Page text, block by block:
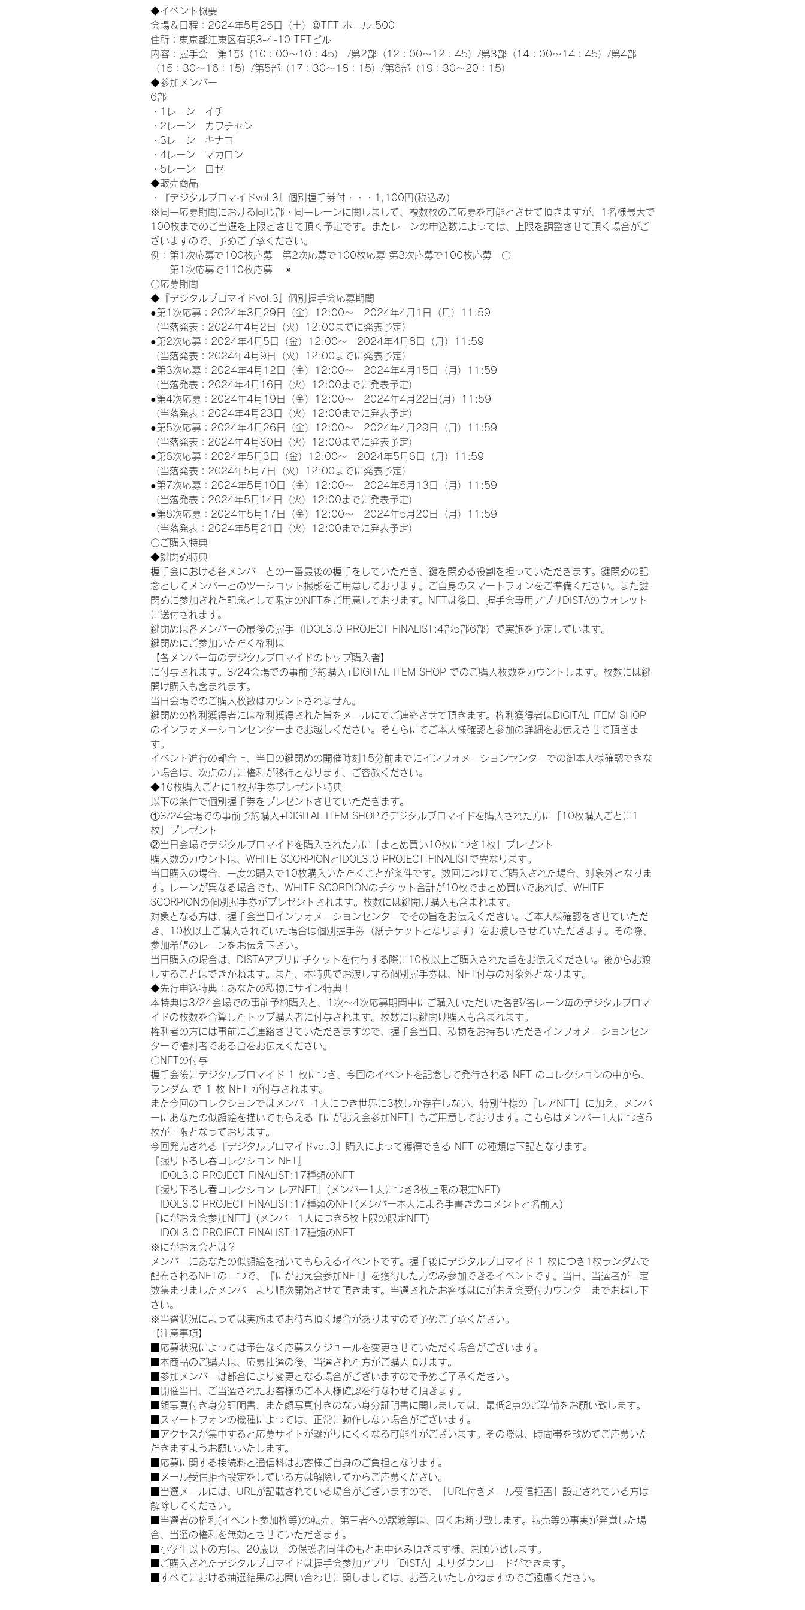
◆イベント概要
会場＆日程：2024年5月25日（土）＠TFT ホール 500
住所：東京都江東区有明3-4-10 TFTビル
内容：握手会　第1部（10：00～10：45） /第2部（12：00～12：45）/第3部（14：00～14：45）/第4部
（15：30～16：15）/第5部（17：30～18：15）/第6部（19：30～20：15）
◆参加メンバー
6部
・1レーン　イチ
・2レーン　カワチャン
・3レーン　キナコ
・4レーン　マカロン
・5レーン　ロゼ
◆販売商品
・『デジタルブロマイドvol.3』個別握手券付・・・1,100円(税込み)
※同一応募期間における同じ部・同一レーンに関しまして、複数枚のご応募を可能とさせて頂きますが、1名様最大で
100枚までのご当選を上限とさせて頂く予定です。またレーンの申込数によっては、上限を調整させて頂く場合がご
ざいますので、予めご了承ください。
例：第1次応募で100枚応募　第2次応募で100枚応募 第3次応募で100枚応募　〇
第1次応募で110枚応募　 ×
〇応募期間
◆『デジタルブロマイドvol.3』個別握手会応募期間
●第1次応募：2024年3月29日（金）12:00～　2024年4月1日（月）11:59
（当落発表：2024年4月2日（火）12:00までに発表予定）
●第2次応募：2024年4月5日（金）12:00～　2024年4月8日（月）11:59
（当落発表：2024年4月9日（火）12:00までに発表予定）
●第3次応募：2024年4月12日（金）12:00～　2024年4月15日（月）11:59
（当落発表：2024年4月16日（火）12:00までに発表予定）
●第4次応募：2024年4月19日（金）12:00～　2024年4月22日(月）11:59
（当落発表：2024年4月23日（火）12:00までに発表予定）
●第5次応募：2024年4月26日（金）12:00～　2024年4月29日（月）11:59
（当落発表：2024年4月30日（火）12:00までに発表予定）
●第6次応募：2024年5月3日（金）12:00～　2024年5月6日（月）11:59
（当落発表：2024年5月7日（火）12:00までに発表予定）
●第7次応募：2024年5月10日（金）12:00～　2024年5月13日（月）11:59
（当落発表：2024年5月14日（火）12:00までに発表予定）
●第8次応募：2024年5月17日（金）12:00～　2024年5月20日（月）11:59
（当落発表：2024年5月21日（火）12:00までに発表予定）
〇ご購入特典
◆鍵閉め特典
握手会における各メンバーとの一番最後の握手をしていただき、鍵を閉める役割を担っていただきます。鍵閉めの記
念としてメンバーとのツーショット撮影をご用意しております。ご自身のスマートフォンをご準備ください。また鍵
閉めに参加された記念として限定のNFTをご用意しております。NFTは後日、握手会専用アプリDISTAのウォレット
に送付されます。
鍵閉めは各メンバーの最後の握手（IDOL3.0 PROJECT FINALIST:4部5部6部）で実施を予定しています。
鍵閉めにご参加いただく権利は
【各メンバー毎のデジタルブロマイドのトップ購入者】
に付与されます。3/24会場での事前予約購入+DIGITAL ITEM SHOP でのご購入枚数をカウントします。枚数には鍵
開け購入も含まれます。
当日会場でのご購入枚数はカウントされません。
鍵閉めの権利獲得者には権利獲得された旨をメールにてご連絡させて頂きます。権利獲得者はDIGITAL ITEM SHOP
のインフォメーションセンターまでお越しください。そちらにてご本人様確認と参加の詳細をお伝えさせて頂きま
す。
イベント進行の都合上、当日の鍵閉めの開催時刻15分前までにインフォメーションセンターでの御本人様確認できな
い場合は、次点の方に権利が移行となります、ご容赦ください。
◆10枚購入ごとに1枚握手券プレゼント特典
以下の条件で個別握手券をプレゼントさせていただきます。
①3/24会場での事前予約購入+DIGITAL ITEM SHOPでデジタルブロマイドを購入された方に「10枚購入ごとに1
枚」プレゼント
②当日会場でデジタルブロマイドを購入された方に「まとめ買い10枚につき1枚」プレゼント
購入数のカウントは、WHITE SCORPIONとIDOL3.0 PROJECT FINALISTで異なります。
当日購入の場合、一度の購入で10枚購入いただくことが条件です。数回にわけてご購入された場合、対象外となりま
す。レーンが異なる場合でも、WHITE SCORPIONのチケット合計が10枚でまとめ買いであれば、WHITE
SCORPIONの個別握手券がプレゼントされます。枚数には鍵開け購入も含まれます。
対象となる方は、握手会当日インフォメーションセンターでその旨をお伝えください。ご本人様確認をさせていただ
き、10枚以上ご購入されていた場合は個別握手券（紙チケットとなります）をお渡しさせていただきます。その際、
参加希望のレーンをお伝え下さい。
当日購入の場合は、DISTAアプリにチケットを付与する際に10枚以上ご購入された旨をお伝えください。後からお渡
しすることはできかねます。また、本特典でお渡しする個別握手券は、NFT付与の対象外となります。
◆先行申込特典：あなたの私物にサイン特典！
本特典は3/24会場での事前予約購入と、1次〜4次応募期間中にご購入いただいた各部/各レーン毎のデジタルブロマ
イドの枚数を合算したトップ購入者に付与されます。枚数には鍵開け購入も含まれます。
権利者の方には事前にご連絡させていただきますので、握手会当日、私物をお持ちいただきインフォメーションセン
ターで権利者である旨をお伝えください。
〇NFTの付与
握手会後にデジタルブロマイド 1 枚につき、今回のイベントを記念して発行される NFT のコレクションの中から、
ランダム で 1 枚 NFT が付与されます。
また今回のコレクションではメンバー1人につき世界に3枚しか存在しない、特別仕様の『レアNFT』に加え、メンバ
ーにあなたの似顔絵を描いてもらえる『にがおえ会参加NFT』もご用意しております。こちらはメンバー1人につき5
枚が上限となっております。
今回発売される『デジタルブロマイドvol.3』購入によって獲得できる NFT の種類は下記となります。
『撮り下ろし春コレクション NFT』
IDOL3.0 PROJECT FINALIST:17種類のNFT
『撮り下ろし春コレクション レアNFT』(メンバー1人につき3枚上限の限定NFT)
IDOL3.0 PROJECT FINALIST:17種類のNFT(メンバー本人による手書きのコメントと名前入)
『にがおえ会参加NFT』(メンバー1人につき5枚上限の限定NFT)
IDOL3.0 PROJECT FINALIST:17種類のNFT
※にがおえ会とは？
メンバーにあなたの似顔絵を描いてもらえるイベントです。握手後にデジタルブロマイド 1 枚につき1枚ランダムで
配布されるNFTの一つで、『にがおえ会参加NFT』を獲得した方のみ参加できるイベントです。当日、当選者が一定
数集まりましたメンバーより順次開始させて頂きます。当選されたお客様はにがおえ会受付カウンターまでお越し下
さい。
※当選状況によっては実施までお待ち頂く場合がありますので予めご了承ください。
【注意事項】
■応募状況によっては予告なく応募スケジュールを変更させていただく場合がございます。
■本商品のご購入は、応募抽選の後、当選された方がご購入頂けます。
■参加メンバーは都合により変更となる場合がございますので予めご了承ください。
■開催当日、ご当選されたお客様のご本人様確認を行なわせて頂きます。
■顔写真付き身分証明書、また顔写真付きのない身分証明書に関しましては、最低2点のご準備をお願い致します。
■スマートフォンの機種によっては、正常に動作しない場合がございます。
■アクセスが集中すると応募サイトが繋がりにくくなる可能性がございます。その際は、時間帯を改めてご応募いた
だきますようお願いいたします。
■応募に関する接続料と通信料はお客様ご自身のご負担となります。
■メール受信拒否設定をしている方は解除してからご応募ください。
■当選メールには、URLが記載されている場合がございますので、「URL付きメール受信拒否」設定されている方は
解除してください。
■当選者の権利(イベント参加権等)の転売、第三者への譲渡等は、固くお断り致します。転売等の事実が発覚した場
合、当選の権利を無効とさせていただきます。
■小学生以下の方は、20歳以上の保護者同伴のもとお申込み頂きます様、お願い致します。
■ご購入されたデジタルブロマイドは握手会参加アプリ「DISTA」よりダウンロードができます。
■すべてにおける抽選結果のお問い合わせに関しましては、お答えいたしかねますのでご遠慮ください。